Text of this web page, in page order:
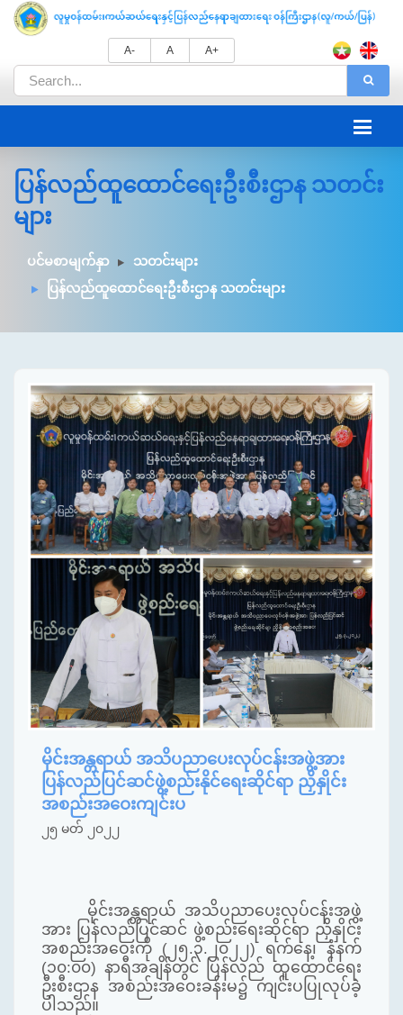
A- A A+
ပြန်လည်ထူထောင်ရေးဦးစီးဌာန သတင်း
များ
ပင်မစာမျက်နှာ
သတင်းများ
ပြန်လည်ထူထောင်ရေးဦးစီးဌာန သတင်းများ
မိုင်းအန္တရာယ် အသိပညာပေးလုပ်ငန်းအဖွဲ့အား
ပြန်လည်ပြင်ဆင်ဖွဲ့စည်းနိုင်ရေးဆိုင်ရာ ညှိနှိုင်း
အစည်းအဝေးကျင်းပ
၂၅ မတ် ၂၀၂၂
မိုင်းအန္တရာယ် အသိပညာပေးလုပ်ငန်းအဖွဲ့
အား ပြန်လည်ပြင်ဆင် ဖွဲ့စည်းရေးဆိုင်ရာ ညှိနှိုင်း
အစည်းအဝေးကို (၂၅.၃.၂၀၂၂) ရက်နေ့၊ နံနက်
(၁၀:၀၀) နာရီအချိန်တွင် ပြန်လည် ထူထောင်ရေး
ဦးစီးဌာန အစည်းအဝေးခန်းမ၌ ကျင်းပပြုလုပ်ခဲ့
ပါသည်။